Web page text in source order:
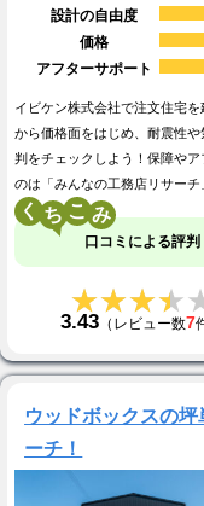
設計の自由度
価格
アフターサポート
イビケン株式会社で注文住宅
から価格面をはじめ、耐震性
判をチェックしよう！保障や
のは「みんなの工務店リサーチ
く こ
口コミによる評判
3.43 （レビュー数7
ウッドボックスの
ーチ！